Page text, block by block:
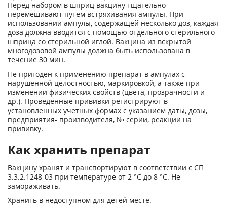
Перед набором в шприц вакцину тщательно
перемешивают путем встряхивания ампулы. При
использовании ампулы, содержащей несколько доз, каждая
доза должна вводится с помощью отдельного стерильного
шприца со стерильной иглой. Вакцина из вскрытой
многодозовой ампулы должна быть использована в
течение 30 мин.
Не пригоден к применению препарат в ампулах с
нарушенной целостностью, маркировкой, а также при
изменении физических свойств (цвета, прозрачности и
др.). Проведенные прививки регистрируют в
установленных учетных формах с указанием даты, дозы,
предприятия- производителя, № серии, реакции на
прививку.
Как хранить препарат
Вакцину хранят и транспортируют в соответствии с СП
3.3.2.1248-03 при температуре от 2 °С до 8 °С. Не
замораживать.
Хранить в недоступном для детей месте.